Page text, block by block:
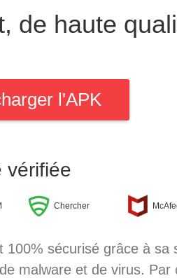
de haute
l'APK
vérifiée
Chercher
100% sécurisé grâce à
malware et de virus.